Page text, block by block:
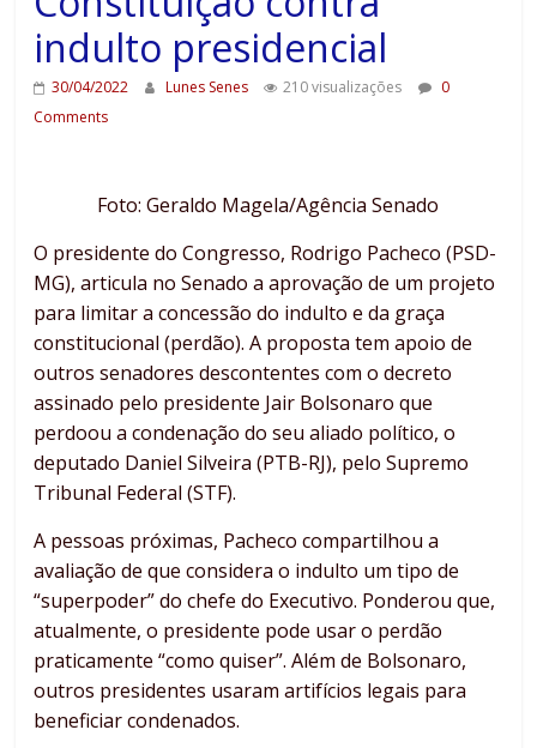
indulto presidencial
30/04/2022 Lunes Senes 210 visualizações
0
Comments
Foto: Geraldo Magela/Agência Senado
O presidente do Congresso, Rodrigo Pacheco (PSD-
MG), articula no Senado a aprovação de um projeto
para limitar a concessão do indulto e da graça
constitucional (perdão). A proposta tem apoio de
outros senadores descontentes com o decreto
assinado pelo presidente Jair Bolsonaro que
perdoou a condenação do seu aliado político, o
deputado Daniel Silveira (PTB-RJ), pelo Supremo
Tribunal Federal (STF).
A pessoas próximas, Pacheco compartilhou a
avaliação de que considera o indulto um tipo de
“superpoder” do chefe do Executivo. Ponderou que,
atualmente, o presidente pode usar o perdão
praticamente “como quiser”. Além de Bolsonaro,
outros presidentes usaram artifícios legais para
beneficiar condenados.